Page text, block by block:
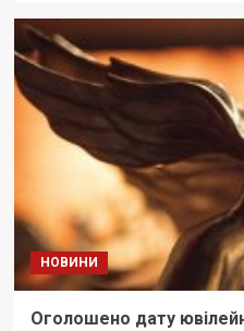
НОВИНИ
Оголошено дату